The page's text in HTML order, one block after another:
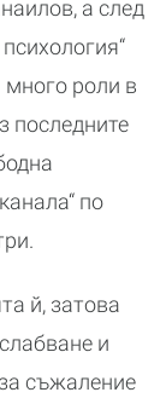
а след
роли в
последните
по
й, затова
и
съжаление